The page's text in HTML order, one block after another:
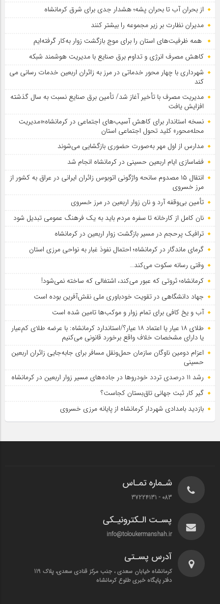
از بحران آب تا بحران پشه؛ هشدار جدی برای شرق کرمانشاه
مدیران نظارت بر زیر مجموعه را بیشتر کنند
همه ظرفیت‌های استان را برای موج بازگشت زوار به‌کار گرفته‌ایم
کاهش مصرف انرژی و تداوم برق صنایع با مدیریت هوشمند شبکه
شهرداری با چهار محور خدماتی در مرز به زائران اربعین خدمات رسانی می
کند
مدیریت مصرف با تأخیر آغاز شد/ تأمین برق صنایع نسبت به سال گذشته
افزایش یافت
نسخه استاندار برای کاهش آسیب‌های اجتماعی در کرمانشاه؛«مدیریت
محله‌محور» کلید تحول اجتماعی استان
مدارس از اول مهر به‌صورت حضوری بازگشایی می‌شوند
فضاسازی ایام اربعین حسینی در کرمانشاه انجام شد
انتقال ۱۵ مصدوم سانحه واژگونی اتوبوس زائران ایرانی در عراق به کشور از
مرز خسروی
تأمین بی‌وقفه آرد و نان زوار اربعین در مرز خسروی
نان کامل از کارخانه تا سفره مردم باید به یک فرهنگ عمومی تبدیل شود
ترافیک پرحجم در مسیر بازگشت زوار اربعین در کرمانشاه
گرمای ماندگار در کرمانشاه؛ احتمال نفوذ غبار به نواحی مرزی استان
وقتی رسانه سکوت می‌کند…
کرمانشاه؛ ثروتی که عبور می‌کند، اشتغالی که ساخته نمی‌شود!
جهاد دانشگاهی در تقویت خودباوری ملی نقش‌آفرین بوده است
آب و یخ کافی برای تمام زوار و موکب‌ها تامین شده است
طلای ۱۸ عیار یا اعتماد ۱۸ عیار؟/استاندارد کرمانشاه: با عرضه طلای کم‌عیار
یا دارای مشخصات خلاف واقع برخورد قانونی می‌کنیم
اعزام دومین ناوگان سازمان حمل‌ونقل مسافر برای جابه‌جایی زائران اربعین
حسینی
رشد ۱۱ درصدی تردد خودروها در جاده‌های مسیر زوار اربعین در کرمانشاه
گیر کار ثبت جهانی تاق‌بستان کجاست؟
بازدید بامدادی شهردار کرمانشاه از پایانه مرزی خسروی
شـماره تمـاس
083 - 37224131
پسـت الـکترونیـکی
info@toloukermanshah.ir
آدرس پسـتی
کرمانشاه خیابان سعدی ، جنب مرکز قنادی سعدی، پلاک 119
دفتر پایگاه خبری طلوع کرمانشاه